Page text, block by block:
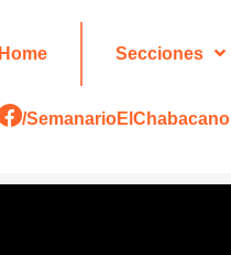
Home Secciones
/SemanarioElChabacano